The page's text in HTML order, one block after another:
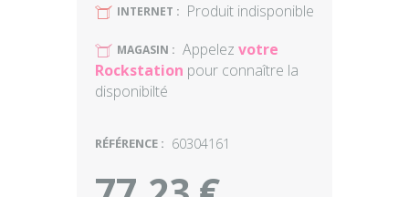
U INTERNET : Produit indisponible
U MAGASIN : Appelez votre
Rockstation pour connaître la
disponibilté
RÉFÉRENCE : 60304161